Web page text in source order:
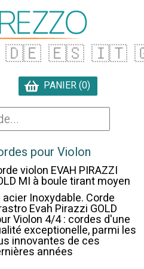
🇩🇪 🇪🇸 🇮🇹
PANIER (0)
pour Violon
violon EVAH PIRAZZI
MI à boule tirant moyen
acier Inoxydable. Corde
Evah Pirazzi GOLD
Violon 4/4 : cordes d'une
exceptionelle, parmi les
innovantes de ces
années